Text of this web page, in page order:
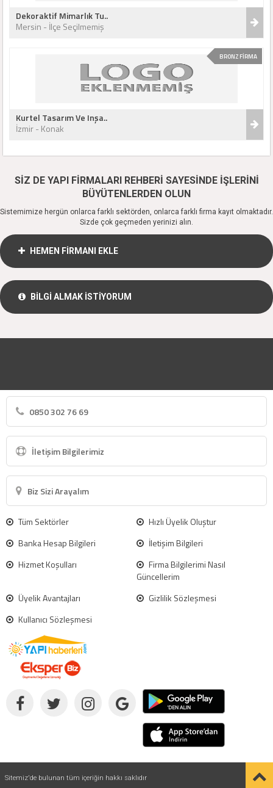
Dekoraktif Mimarlık Tu..
Mersin - İlçe Seçilmemiş
BRONZ FİRMA
Kurtel Tasarım Ve Inşa..
İzmir - Konak
SİZ DE YAPI FİRMALARI REHBERİ SAYESİNDE İŞLERİNİ
BÜYÜTENLERDEN OLUN
Sistemimize hergün onlarca farklı sektörden, onlarca farklı firma kayıt olmaktadır.
Sizde çok geçmeden yerinizi alın.
HEMEN FİRMANI EKLE
BİLGİ ALMAK İSTİYORUM
0850 302 76 69
İletişim Bilgilerimiz
Biz Sizi Arayalım
Tüm Sektörler
Hızlı Üyelik Oluştur
Banka Hesap Bilgileri
İletişim Bilgileri
Hizmet Koşulları
Firma Bilgilerimi Nasıl
Güncellerim
Üyelik Avantajları
Gizlilik Sözleşmesi
Kullanıcı Sözleşmesi
Sitemiz'de bulunan tüm içeriğin hakkı saklıdır